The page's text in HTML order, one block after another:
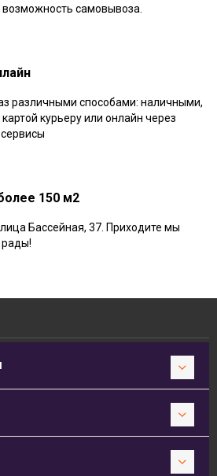
возможность самовывоза.
различными способами: наличными,
курьеру или онлайн через
150 м2
Бассейная, 37. Приходите мы